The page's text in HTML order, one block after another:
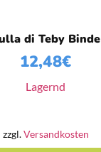
di Teby Binde
12,48€
Lagernd
zzgl.Versandkosten